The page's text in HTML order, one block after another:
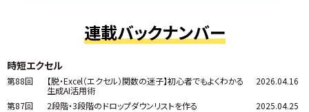
連載バックナンバー
時短エクセル
第88回
【脱・Excel（エクセル）関数の迷子】初心者でもよくわかる
生成AI活用術
2026.04.16
第87回 2段階・3段階のドロップダウンリストを作る
2025.04.25